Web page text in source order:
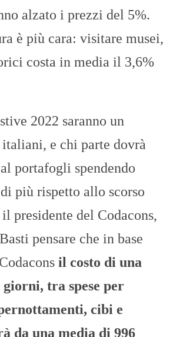
alzato i prezzi del 5%.
è più cara: visitare musei,
costa in media il 3,6%
2022 saranno un
italiani, e chi parte dovrà
portafogli spendendo
più rispetto allo scorso
presidente del Codacons,
pensare che in base
il costo di una
giorni, tra spese per
cibi e
da una media di 996